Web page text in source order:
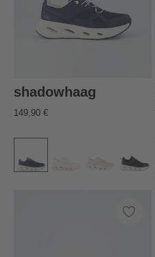
shadowhaag
149,90 €